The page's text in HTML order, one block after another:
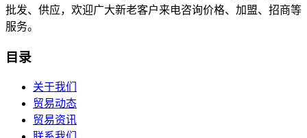
批发、供应，欢迎广大新老客户来电咨询价格、加盟、招商等
服务。
目录
关于我们
贸易动态
贸易资讯